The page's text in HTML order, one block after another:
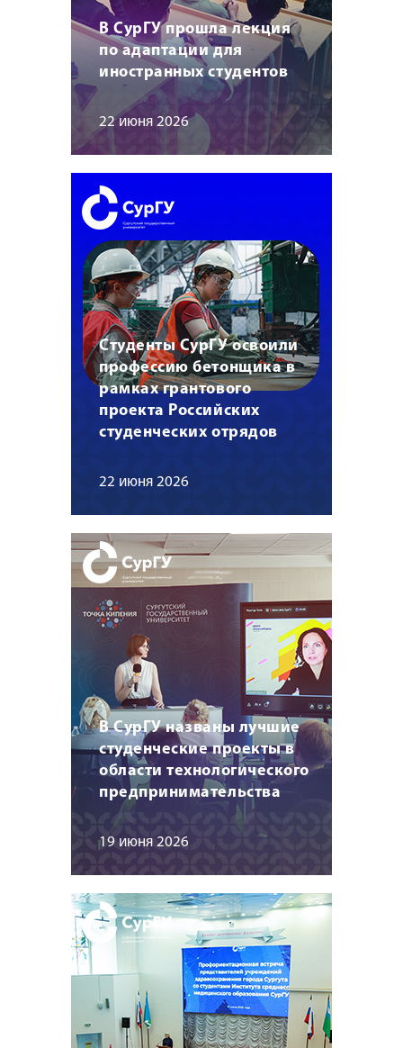
В СурГУ прошла лекция
по адаптации для
иностранных студентов
22 июня 2026
Студенты СурГУ освоили
профессию бетонщика в
рамках грантового
проекта Российских
студенческих отрядов
22 июня 2026
В СурГУ названы лучшие
студенческие проекты в
области технологического
предпринимательства
19 июня 2026